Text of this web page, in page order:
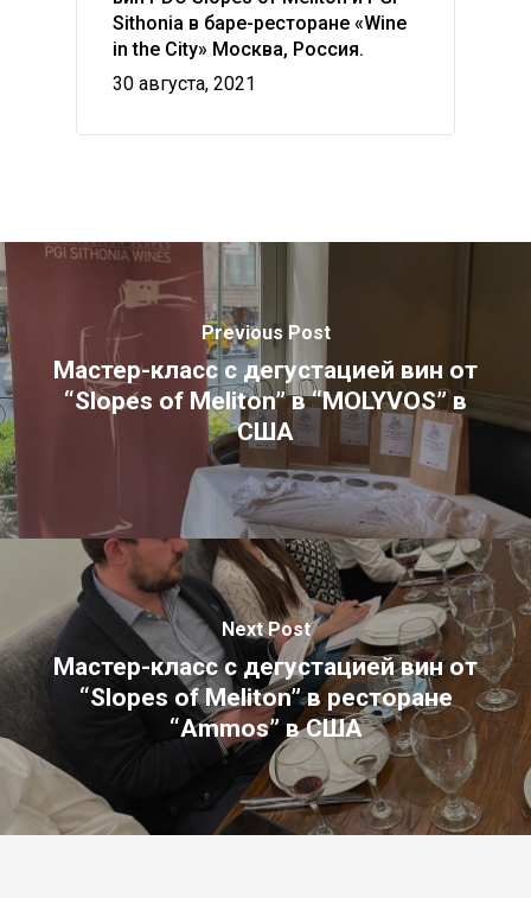
Sithonia в баре-ресторане «Wine
in the City» Москва, Россия.
30 августа, 2021
Previous Post
Мастер-класс с дегустацией вин от
“Slopes of Meliton” в “MOLYVOS” в
США
Next Post
Мастер-класс с дегустацией вин от
“Slopes of Meliton” в ресторане
“Ammos” в США